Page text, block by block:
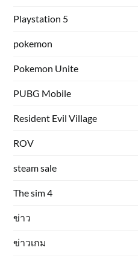
Playstation 5
pokemon
Pokemon Unite
PUBG Mobile
Resident Evil Village
ROV
steam sale
The sim 4
ข่าว
ข่าวเกม